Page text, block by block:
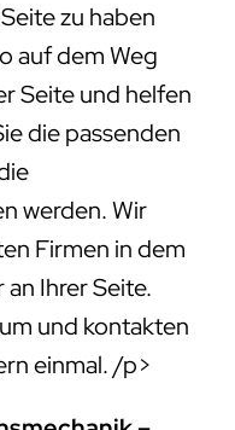
zu haben
auf dem Weg
Seite und helfen
die passenden
werden. Wir
Firmen in dem
Ihrer Seite.
und kontakten
einmal. /p>